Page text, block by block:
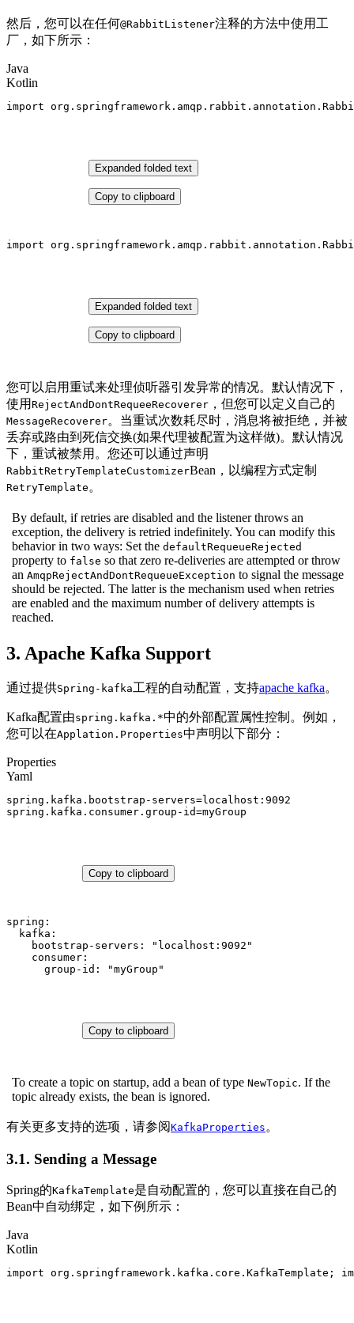
然后，您可以在任何@RabbitListener注释的方法中使用工
厂，如下所示：
Java
Kotlin
import
Expanded folded text
Copy to clipboard
import org.springframework.amqp.rabbit. annotation
Expanded folded text
Copy to clipboard
您可以启用重试来处理侦听器引发异常的情况。默认情况下，
使用 RejectAndDontRequeeRecoverer ，但您可以定义自己的
MessageRecoverer。当重试次数耗尽时，消息将被拒绝，并被
丢弃或路由到死信交换(如果代理被配置为这样做)。默认情况
下，重试被禁用。您还可以通过声明
RabbitRetryTemplateCustomizerBean，以编程方式定制
RetryTemplate 。
By default, if retries are disabled and the listener throws an
exception, the delivery is retried indefinitely. You can modify this
behavior in two ways: Set the defaultRequeueRejected
property to false so that zero re-deliveries are attempted or throw
an AmqpRejectAndDontRequeueException to signal the message
should be rejected. The latter is the mechanism used when retries
are enabled and the maximum number of delivery attempts is
reached.
3. Apache Kafka Support
通过提供Spring-kafka工程的自动配置，支持apache kafka。
Kafka配置由spring.kafka.*中的外部配置属性控制。例如，
您可以在Applation.Properties中声明以下部分：
Properties
Yaml
spring.kafka.bootstrap-servers=localhost:9092
spring.kafka.consumer.group-id=myGroup
Copy to clipboard
spring:
kafka:
bootstrap-servers:
"localhost:9092"
consumer:
group-id:
"myGroup"
Copy to clipboard
To create a topic on startup, add a bean of type NewTopic. If the
topic already exists, the bean is ignored.
有关更多支持的选项，请参阅KafkaProperties 。
3.1. Sending a Message
Spring的KafkaTemplate是自动配置的，您可以直接在自己的
Bean中自动绑定，如下例所示：
Java
Kotlin
import org.springframework.kafka.core.KafkaTemplate;